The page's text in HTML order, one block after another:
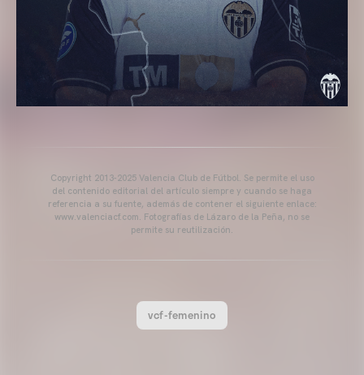
Copyright 2013-2025 Valencia Club de Fútbol. Se permite el uso
del contenido editorial del artículo siempre y cuando se haga
referencia a su fuente, además de contener el siguiente enlace:
www.valenciacf.com. Fotografías de Lázaro de la Peña, no se
permite su reutilización.
vcf-femenino